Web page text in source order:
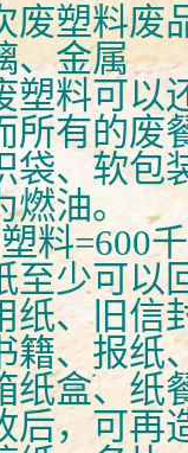
废塑料废
、金属
料可以
所有的废
袋、软包
油。
=600千
少可以
纸、旧信
籍、报纸
纸盒、纸
后，可再